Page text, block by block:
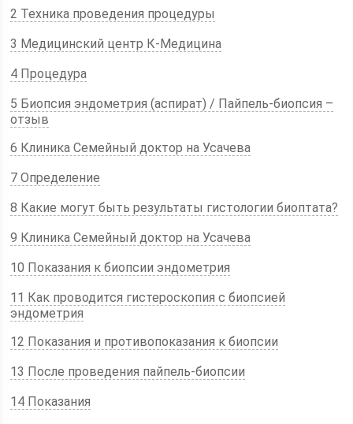
2 Техника проведения процедуры
3 Медицинский центр К-Медицина
4 Процедура
5 Биопсия эндометрия (аспират) / Пайпель-биопсия –
отзыв
6 Клиника Семейный доктор на Усачева
7 Определение
8 Какие могут быть результаты гистологии биоптата?
9 Клиника Семейный доктор на Усачева
10 Показания к биопсии эндометрия
11 Как проводится гистероскопия с биопсией
эндометрия
12 Показания и противопоказания к биопсии
13 После проведения пайпель-биопсии
14 Показания